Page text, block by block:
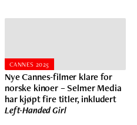
CANNES 2025
Nye Cannes-filmer klare for
norske kinoer – Selmer Media
har kjøpt fire titler, inkludert
Left-Handed Girl